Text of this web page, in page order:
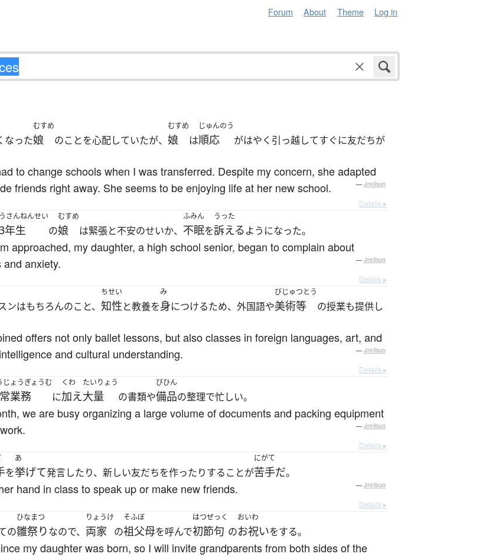
Forum About Theme Log in
なった
むすめ
娘 のことを心配していたが、
むすめ
娘 は
じゅんのう
順応
がはやく引っ越してすぐに友だちが
to change schools when I was transferred. Despite my concern, she adapted
friends right away. She seems to be enjoying life at her new school.
— Jreibun
Details ▸
さんねんせい
年生 の
むすめ
娘 は緊張と不安のせいか、
ふみん
不眠を
うった
訴えるようになった。
approached, my daughter, a high school senior, began to complain about
anxiety.
— Jreibun
Details ▸
はもちろんのこと、
ちせい
知性と教養を
み
身につけるため、外国語や
びじゅつとう
美術等
の授業も提供し
offers not only ballet lessons, but also classes in foreign languages, art, and
and cultural understanding.
— Jreibun
Details ▸
じょうぎょうむ
業務 に
くわ
加え
たいりょう
大量 の書類や
びひん
備品の整理で忙しい。
we are busy organizing a large volume of documents and packing equipment
— Jreibun
Details ▸
を
あ
挙げて発言したり、新しい友だちを作ったりすることが
にがて
苦手だ。
hand in class to speak up or make new friends. — Jreibun
Details ▸
の
ひなまつ
雛祭りなので、
りょうけ
両家 の
そふぼ
祖父母を呼んで
はつぜっく
初節句 の
おいわ
お祝いをする。
my daughter was born, so I will invite grandparents from both sides of the